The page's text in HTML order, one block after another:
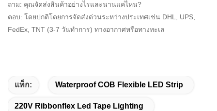
ถาม: คุณจัดส่งสินค้าอย่างไรและนานแค่ไหน?
ตอบ: โดยปกติโดยการจัดส่งด่วนระหว่างประเทศเช่น DHL, UPS,
FedEx, TNT (3-7 วันทำการ) ทางอากาศหรือทางทะเล
แท็ก: Waterproof COB Flexible LED Strip
220V Ribbonflex Led Tape Lighting